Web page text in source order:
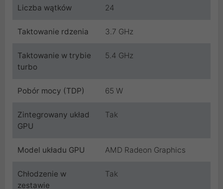
Liczba wątków 24
Taktowanie rdzenia 3.7 GHz
Taktowanie w trybie
turbo
5.4 GHz
Pobór mocy (TDP) 65 W
Zintegrowany układ
GPU
Tak
Model układu GPU AMD Radeon Graphics
Chłodzenie w
zestawie
Tak